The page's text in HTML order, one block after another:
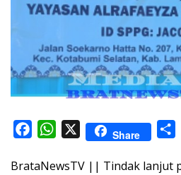
c
W
a
X Share
a
BrataNewsTV || Tindak lanjut